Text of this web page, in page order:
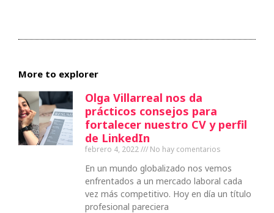
More to explorer
Olga Villarreal nos da
prácticos consejos para
fortalecer nuestro CV y perfil
de LinkedIn
febrero 4, 2022 No hay comentarios
En un mundo globalizado nos vemos
enfrentados a un mercado laboral cada
vez más competitivo. Hoy en día un título
profesional pareciera